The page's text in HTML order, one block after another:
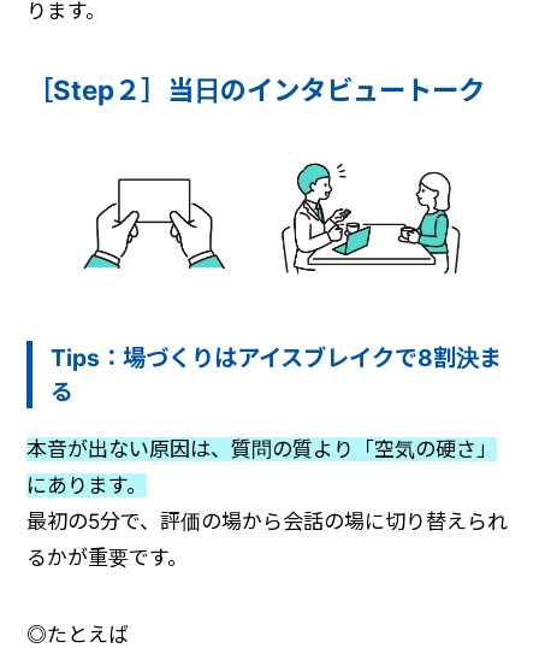
ります。
［Step２］当日のインタビュートーク
Tips：場づくりはアイスブレイクで8割決ま
る
本音が出ない原因は、質問の質より「空気の硬さ」
にあります。
最初の5分で、評価の場から会話の場に切り替えられ
るかが重要です。
◎たとえば